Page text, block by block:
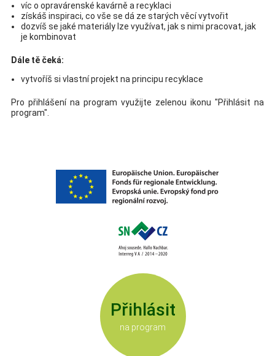
víc o opravárenské kavárně a recyklaci
získáš inspiraci, co vše se dá ze starých věcí vytvořit
dozvíš se jaké materiály lze využívat, jak s nimi pracovat, jak
je kombinovat
Dále tě čeká:
vytvoříš si vlastní projekt na principu recyklace
Pro přihlášení na program využijte zelenou ikonu "Přihlásit na
program".
Přihlásit
na program